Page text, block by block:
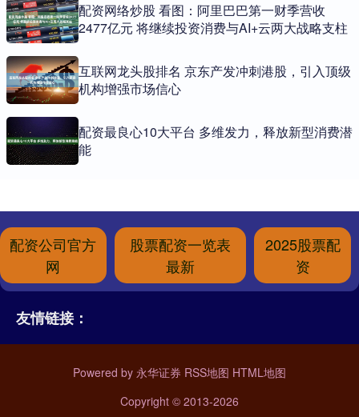
配资网络炒股 看图：阿里巴巴第一财季营收
2477亿元 将继续投资消费与AI+云两大战略支柱
互联网龙头股排名 京东产发冲刺港股，引入顶级
机构增强市场信心
配资最良心10大平台 多维发力，释放新型消费潜
能
配资公司官方
网
股票配资一览表
最新
2025股票配
资
友情链接：
Powered by 永华证券 RSS地图 HTML地图
Copyright © 2013-2026